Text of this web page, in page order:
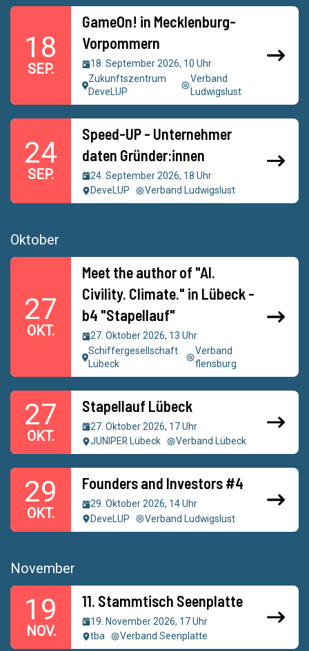
18
SEP.
GameOn! in Mecklenburg-
Vorpommern
18. September 2026, 10 Uhr
Zukunftszentrum
DeveLUP
Verband
Ludwigslust
24
SEP.
Speed-UP - Unternehmer
daten Gründer:innen
24. September 2026, 18 Uhr
DeveLUP
Verband Ludwigslust
Oktober
27
OKT.
Meet the author of "AI.
Civility. Climate." in Lübeck -
b4 "Stapellauf"
27. Oktober 2026, 13 Uhr
Schiffergesellschaft
Lübeck
Verband
flensburg
27
OKT.
Stapellauf Lübeck
27. Oktober 2026, 17 Uhr
JUNIPER Lübeck
Verband Lübeck
29
OKT.
Founders and Investors #4
29. Oktober 2026, 14 Uhr
DeveLUP
Verband Ludwigslust
November
19
NOV.
11. Stammtisch Seenplatte
19. November 2026, 17 Uhr
tba
Verband Seenplatte